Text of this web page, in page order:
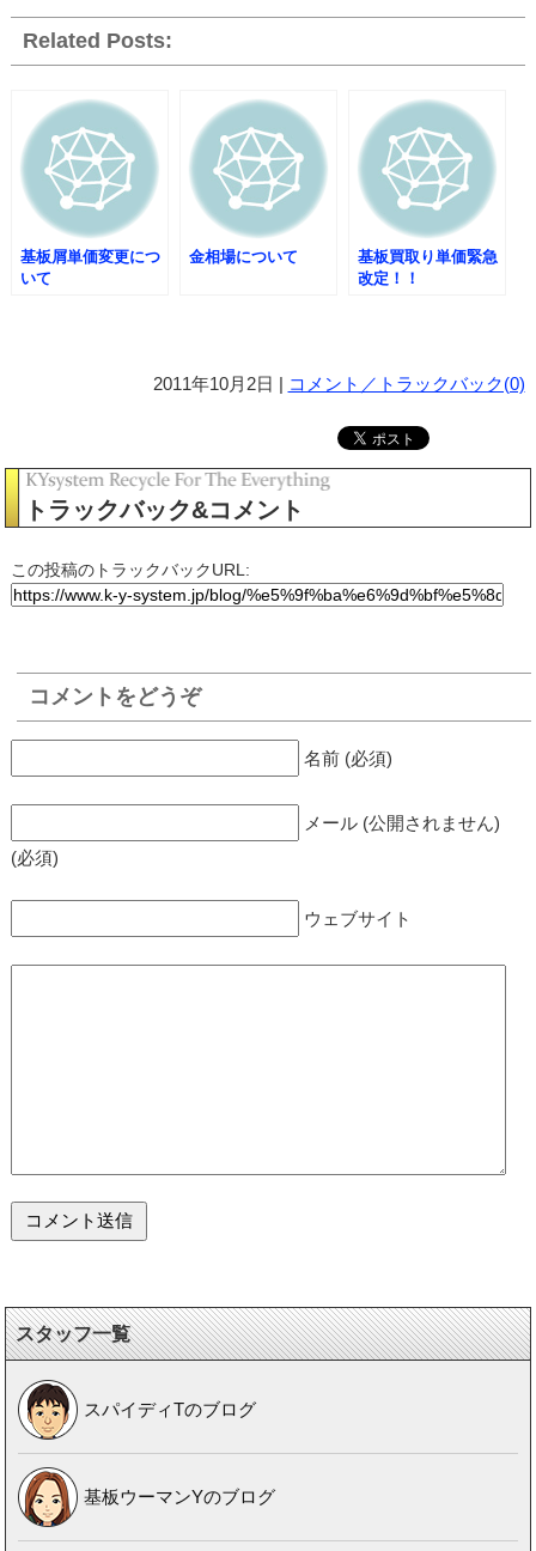
Related Posts:
基板屑単価変更につ
いて
金相場について
基板買取り単価緊急
改定！！
2011年10月2日 | コメント／トラックバック(0)
トラックバック&コメント
この投稿のトラックバックURL:
コメントをどうぞ
名前 (必須)
メール (公開されません)
(必須)
ウェブサイト
スタッフ一覧
スパイディTのブログ
基板ウーマンYのブログ